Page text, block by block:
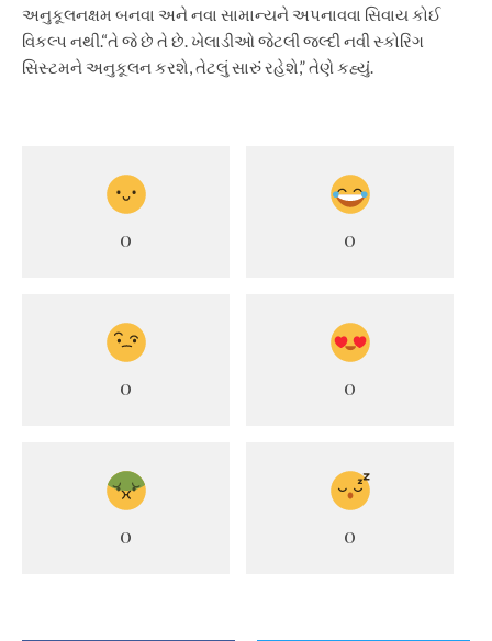
અનુકૂલનક્ષમ બનવા અને નવા સામાન્યને અપનાવવા સિવાય કોઈ
વિકલ્પ નથી.“તે જે છે તે છે. ખેલાડીઓ જેટલી જલ્દી નવી સ્કોરિંગ
સિસ્ટમને અનુકૂલન કરશે, તેટલું સારું રહેશે,” તેણે કહ્યું.
0 0
0 0
0 0